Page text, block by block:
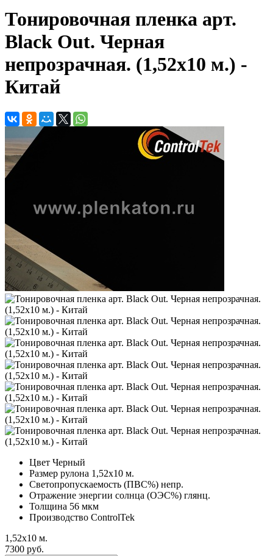
Тонировочная пленка арт.
Black Out. Черная
непрозрачная. (1,52х10 м.) -
Китай
Цвет Черный
Размер рулона 1,52х10 м.
Светопропускаемость (ПВС%) непр.
Отражение энергии солнца (ОЭС%) глянц.
Толщина 56 мкм
Производство ControlTek
1,52х10 м.
7300 руб.